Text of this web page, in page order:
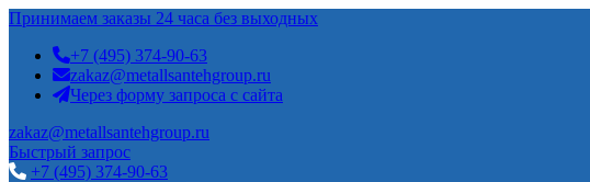
Принимаем заказы 24 часа без выходных
+7 (495) 374-90-63
zakaz@metallsantehgroup.ru
Через форму запроса с сайта
zakaz@metallsantehgroup.ru
Быстрый запрос
+7 (495) 374-90-63